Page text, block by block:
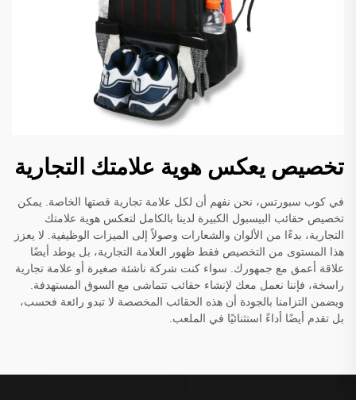
تخصيص يعكس هوية علامتك التجارية
في كوب سبورتس، نحن نفهم أن لكل علامة تجارية قصتها الخاصة. يمكن
تخصيص حقائب البيسبول الكبيرة لدينا بالكامل لتعكس هوية علامتك
التجارية، بدءًا من الألوان والشعارات وصولاً إلى الميزات الوظيفية. لا يعزز
هذا المستوى من التخصيص فقط ظهور العلامة التجارية، بل يوطد أيضًا
علاقة أعمق مع جمهورك. سواء كنت شركة ناشئة صغيرة أو علامة تجارية
راسخة، فإننا نعمل معك لإنشاء حقائب تتماشى مع السوق المستهدفة.
ويضمن التزامنا بالجودة أن هذه الحقائب المخصصة لا تبدو رائعة فحسب،
بل تقدم أيضًا أداءً استثنائيًا في الملعب.